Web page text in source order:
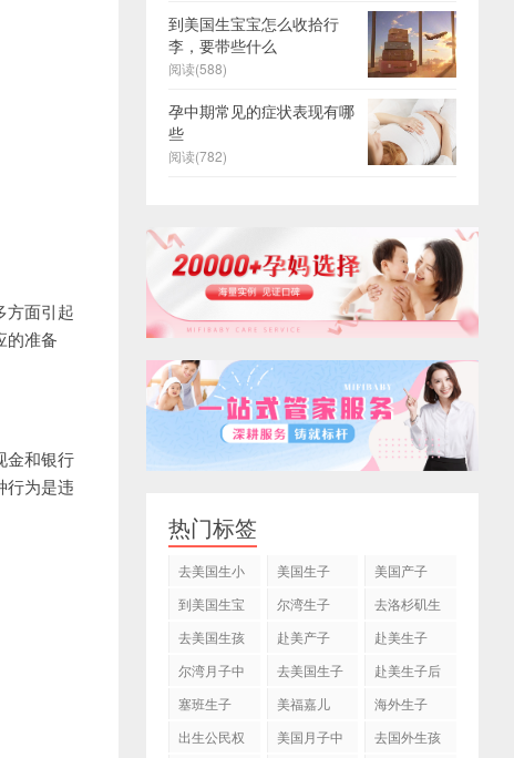
面引起
的准备
金和银行
行为是违
到美国生宝宝怎么收拾行
李，要带些什么
阅读(588)
孕中期常见的症状表现有哪
些
阅读(782)
热门标签
去美国生小
美国生子
美国产子
到美国生宝
尔湾生子
去洛杉矶生
去美国生孩
赴美产子
赴美生子
尔湾月子中
去美国生子
赴美生子后
塞班生子
美福嘉儿
海外生子
出生公民权
美国月子中
去国外生孩